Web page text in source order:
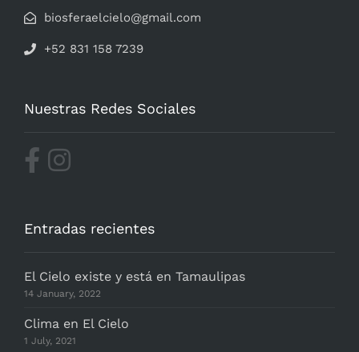
biosferaelcielo@gmail.com
+52 831 158 7239
Nuestras Redes Sociales
Entradas recientes
El Cielo existe y está en Tamaulipas
14 January, 2022
Clima en El Cielo
1 July, 2021